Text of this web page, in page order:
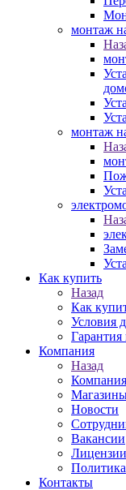
монтаж
монтаж
Как купить
Назад
Как
Условия
Гарантия
Компания
Назад
Компания
Новости
Вакансии
Лицензии
Политика
Контакты